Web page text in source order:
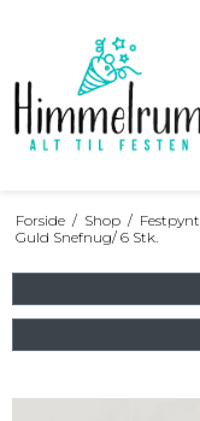
Forside / Shop / Festpynt
Guld Snefnug/ 6 Stk.